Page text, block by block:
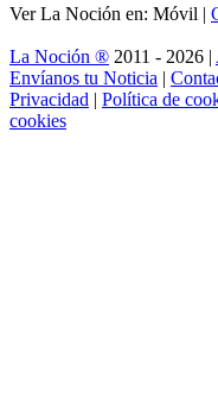
Ver La Noción en: Móvil |
La Noción ® 2011 - 2026 |
Envíanos tu Noticia |
Privacidad | Política de
cookies